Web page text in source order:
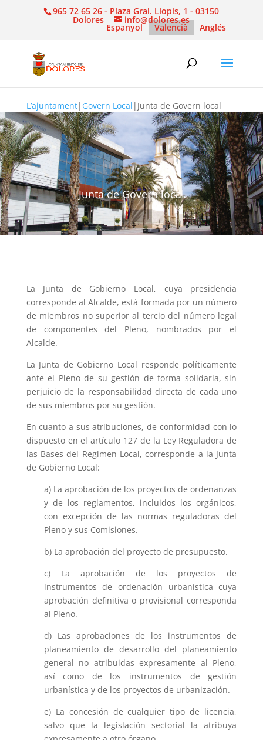
965 72 65 26 - Plaza Gral. Llopis, 1 - 03150
Dolores info@dolores.es
Espanyol Valencià Anglés
L’ajuntament| Govern Local | Junta de Govern local
Junta de Govern local
La Junta de Gobierno Local, cuya presidencia
corresponde al Alcalde, está formada por un número
de miembros no superior al tercio del número legal
de componentes del Pleno, nombrados por el
Alcalde.
La Junta de Gobierno Local responde políticamente
ante el Pleno de su gestión de forma solidaria, sin
perjuicio de la responsabilidad directa de cada uno
de sus miembros por su gestión.
En cuanto a sus atribuciones, de conformidad con lo
dispuesto en el artículo 127 de la Ley Reguladora de
las Bases del Regimen Local, corresponde a la Junta
de Gobierno Local:
a) La aprobación de los proyectos de ordenanzas
y de los reglamentos, incluidos los orgánicos,
con excepción de las normas reguladoras del
Pleno y sus Comisiones.
b) La aprobación del proyecto de presupuesto.
c) La aprobación de los proyectos de
instrumentos de ordenación urbanística cuya
aprobación definitiva o provisional corresponda
al Pleno.
d) Las aprobaciones de los instrumentos de
planeamiento de desarrollo del planeamiento
general no atribuidas expresamente al Pleno,
así como de los instrumentos de gestión
urbanística y de los proyectos de urbanización.
e) La concesión de cualquier tipo de licencia,
salvo que la legislación sectorial la atribuya